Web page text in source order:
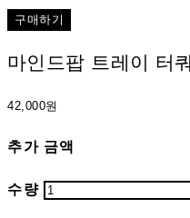
구매하기
마인드팝 트레이 터
42,000원
추가 금액
수량